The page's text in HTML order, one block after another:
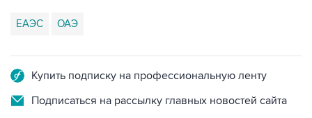
ЕАЭС ОАЭ
Купить подписку на профессиональную ленту
Подписаться на рассылку главных новостей сайта